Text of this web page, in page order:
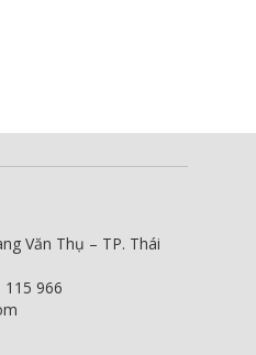
Văn Thụ – TP. Thái
966